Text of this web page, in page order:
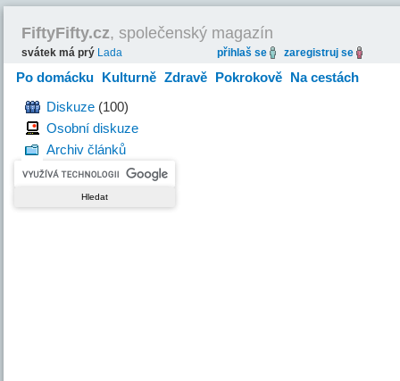
FiftyFifty.cz, společenský magazín
svátek má prý Lada přihlaš se zaregistruj se
Po domácku Kulturně Zdravě Pokrokově Na cestách
HravěDiskuze (100)
Osobní diskuze
Archiv článků